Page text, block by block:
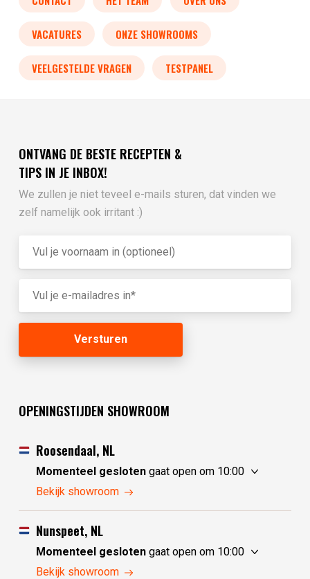
VACATURES ONZE SHOWROOMS
VEELGESTELDE VRAGEN TESTPANEL
ONTVANG DE BESTE RECEPTEN &
TIPS IN JE INBOX!
We zullen je niet teveel e-mails sturen, dat vinden we
zelf namelijk ook irritant :)
OPENINGSTIJDEN SHOWROOM
Roosendaal, NL
Momenteel geslotengaat open om 10:00
donderdag
vrijdag
10:00 - 17:30
zaterdag
zondag
10:00 - 17:30
maandag
Bekijk showroom
Nunspeet, NL
Momenteel geslotengaat open om 10:00
donderdag
Bekijk showroom